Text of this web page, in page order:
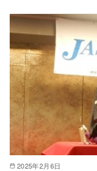
2025年2月6日